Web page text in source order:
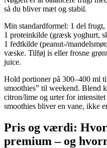
så du bliver mæt og stabil.
Min standardformel: 1 del frugt,
1 proteinkilde (græsk yoghurt,
1 fedtkilde (peanut-/
væske. Tilføj is eller frosne
juice.
Hold portioner på 300–400 ml
smoothies” til weekend. Blend
citron/lime og urter for intensitet
smoothies bliver en vane, ikke
Pris og værdi:
premium – og